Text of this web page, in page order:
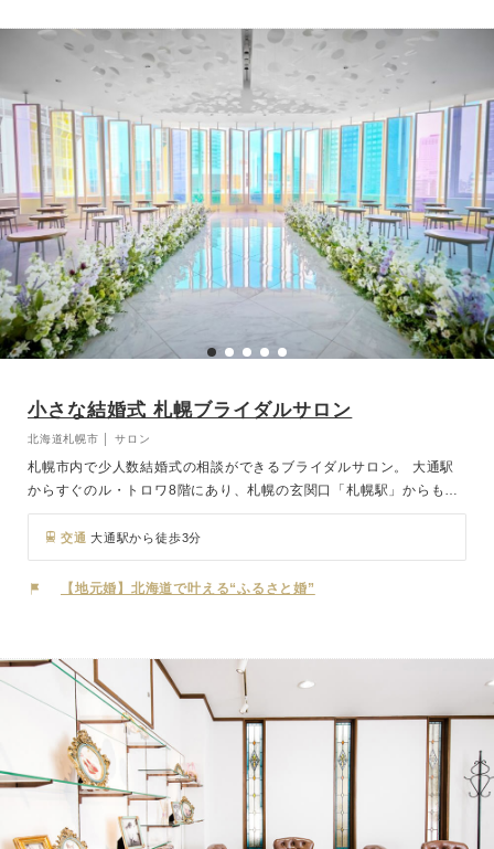
ルバスが運行しており、アクセス も快適。海と港町の景観に抱かれ
ながら、大切なゲストと心に残る結婚式を演出します。
小さな結婚式 札幌ブライダルサロン
北海道札幌市 │ サロン
札幌市内で少人数結婚式の相談ができるブライダルサロン。 大通駅
からすぐのル・トロワ8階にあり、札幌の玄関口「札幌駅」からもバ
スや地下鉄でアクセスしやすいのが特徴です。 札幌市内から近郊ま
でのレストラン・ホテルウェディングから、国内・国外のリゾートウ
ェディング、フォトウェディングまでご案内させていただきます。
交通 大通駅から徒歩3分
【地元婚】北海道で叶える“ふるさと婚”